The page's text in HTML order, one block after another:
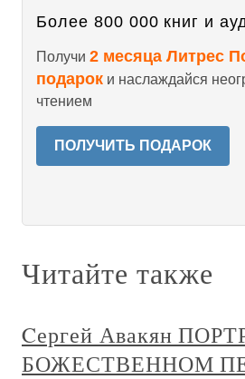
Более 800 000 книг и
Получи 2 месяца Литрес
подарок и наслаждайся
чтением
ПОЛУЧИТЬ ПОДАРОК
Читайте также
Cергей Авакян
БОЖЕСТВЕННОМ